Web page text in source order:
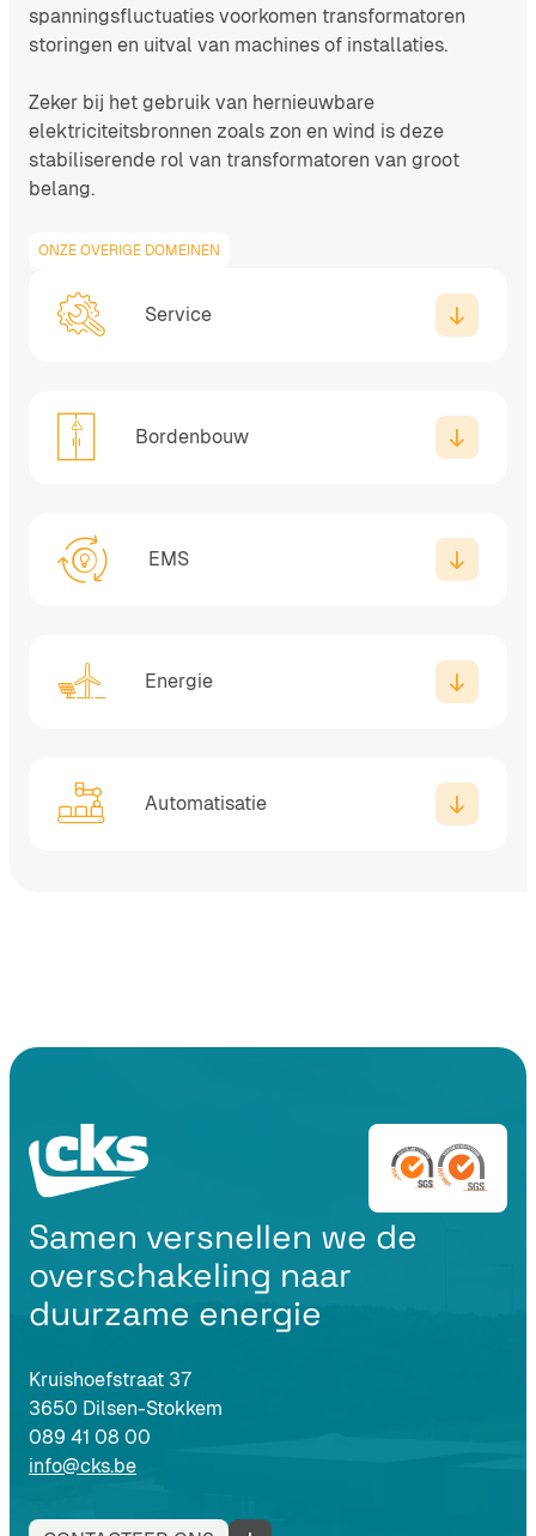
spanningsfluctuaties voorkomen transformatoren
storingen en uitval van machines of installaties.
Zeker bij het gebruik van hernieuwbare
elektriciteitsbronnen zoals zon en wind is deze
stabiliserende rol van transformatoren van groot
belang.
ONZE OVERIGE DOMEINEN
Service
Bordenbouw
EMS
Energie
Automatisatie
Samen versnellen we de
overschakeling naar
duurzame energie
Kruishoefstraat 37
3650 Dilsen-Stokkem
089 41 08 00
info@cks.be